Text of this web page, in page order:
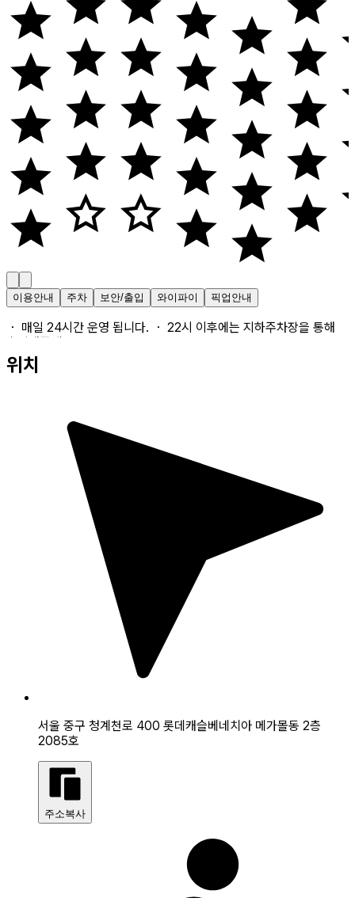
이용안내 주차 보안/출입 와이파이 픽업안내
・ 매일 24시간 운영 됩니다. ・ 22시 이후에는 지하주차장을 통해
위치
서울 중구 청계천로 400 롯데캐슬베네치아 메가몰동 2층
2085호
주소복사